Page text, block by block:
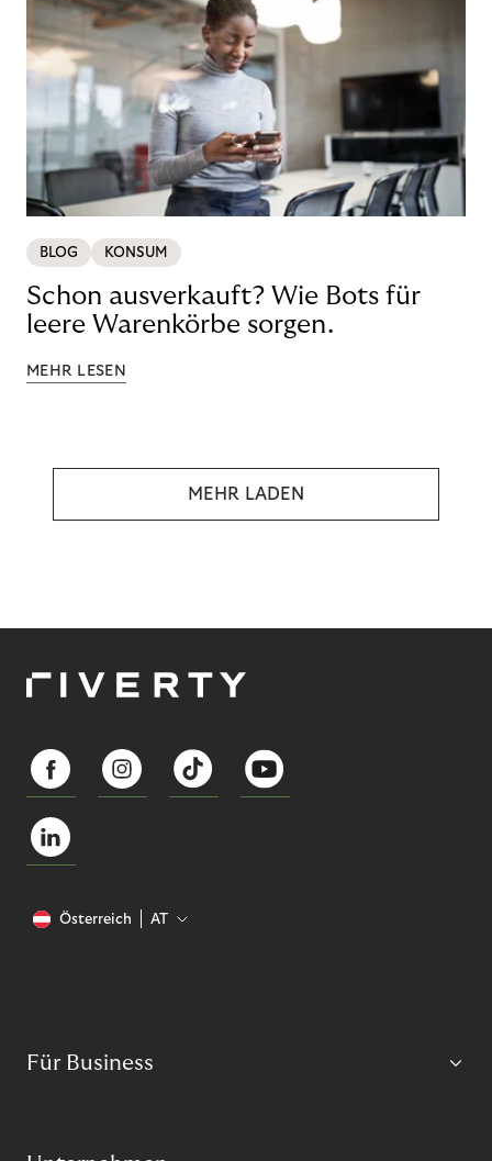
BLOG KONSUM
Schon ausverkauft? Wie Bots für
leere Warenkörbe sorgen.
MEHR LESEN
MEHR LADEN
Österreich AT
Für Business